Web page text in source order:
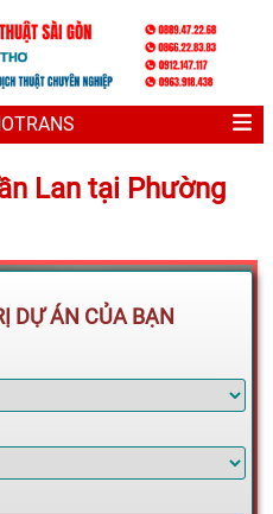
Lan tại Phường
DỰ ÁN CỦA BẠN